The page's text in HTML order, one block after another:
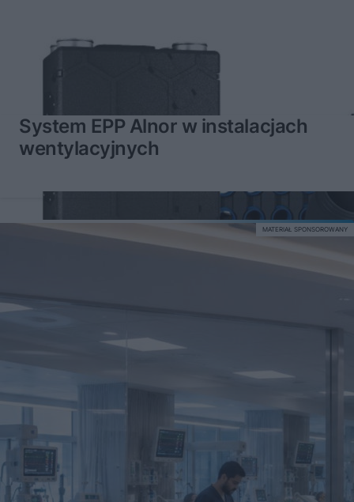
System EPP Alnor w instalacjach
wentylacyjnych
MATERIAŁ SPONSOROWANY